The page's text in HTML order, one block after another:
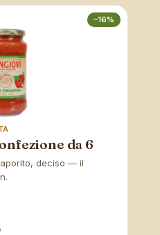
–16%
da 6
deciso — il